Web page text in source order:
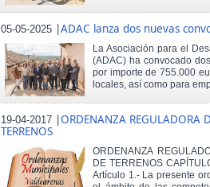
05-05-2025 |ADAC lanza dos nuevas
La Asociación para el
(ADAC) ha convocado
por importe de 755.000
locales, así como para
19-04-2017 |ORDENANZA REGULADORA
TERRENOS
ORDENANZA
DE TERRENOS
Artículo 1.- La presente